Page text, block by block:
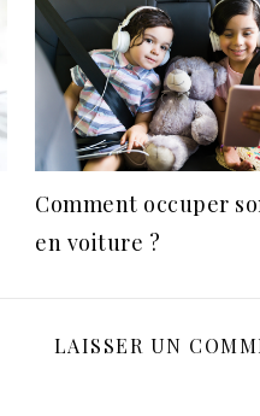
Comment occuper
en voiture ?
LAISSER UN